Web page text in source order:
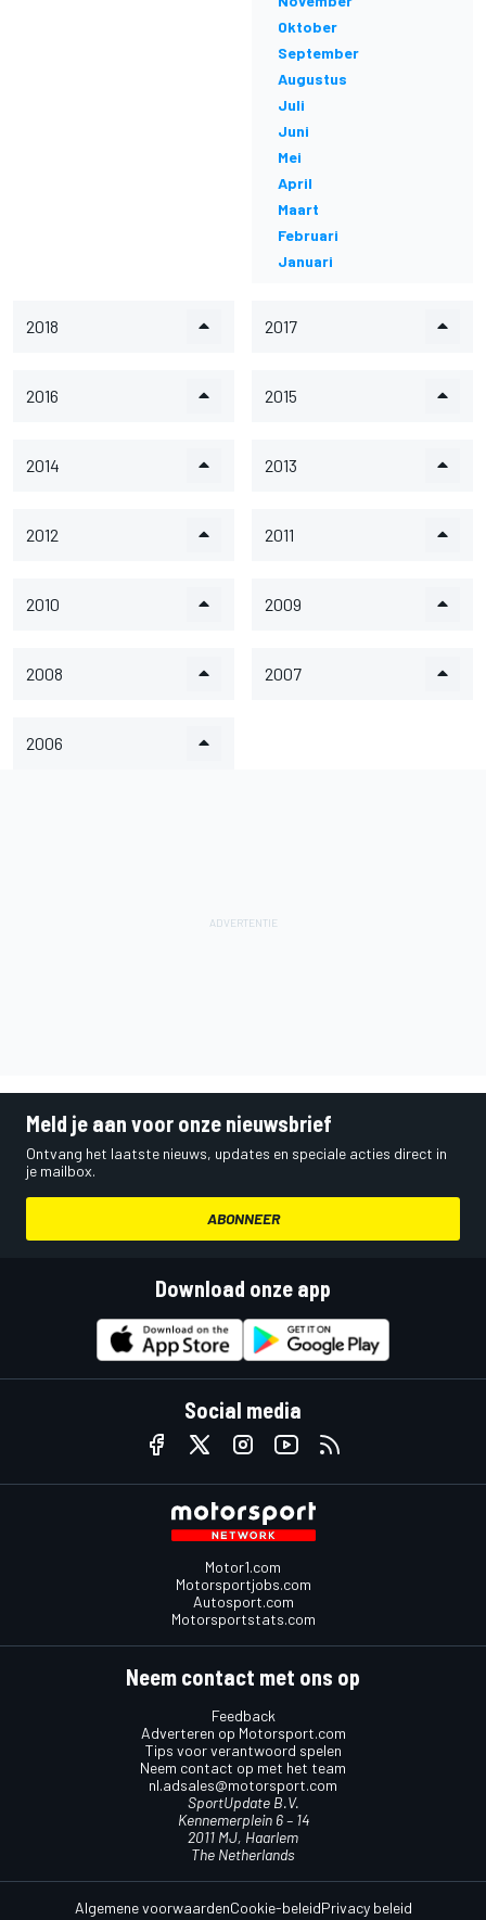
Oktober
September
Augustus
Juli
Juni
Mei
April
Maart
Februari
Januari
2018 2017
2016 2015
2014 2013
2012 2011
2010 2009
2008 2007
2006
Meld je aan voor onze nieuwsbrief
Ontvang het laatste nieuws, updates en speciale acties direct in
je mailbox.
ABONNEER
Download onze app
Social media
Motor1.com
Motorsportjobs.com
Autosport.com
Motorsportstats.com
Neem contact met ons op
Feedback
Adverteren op Motorsport.com
Tips voor verantwoord spelen
Neem contact op met het team
nl.adsales@motorsport.com
SportUpdate B.V.
Kennemerplein 6 – 14
2011 MJ, Haarlem
The Netherlands
Algemene voorwaardenCookie-beleidPrivacy beleid